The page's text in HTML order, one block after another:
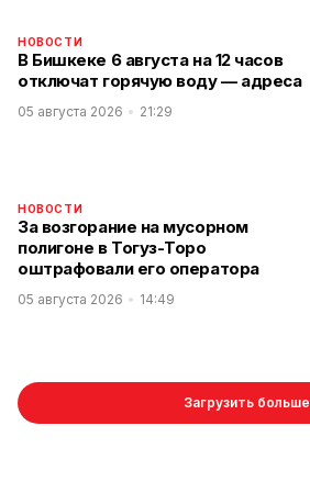
НОВОСТИ
В Бишкеке 6 августа на 12 часов
отключат горячую воду — адреса
05 августа 2026 21:29
НОВОСТИ
За возгорание на мусорном
полигоне в Тогуз-Торо
оштрафовали его оператора
05 августа 2026 14:49
Загрузить больше